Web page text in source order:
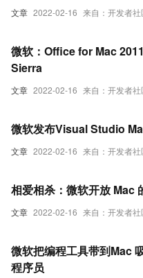
文章 2022-02-16 来自：开发者社
文章 2022-02-16 来自：开发者社
微软：Office for Mac
Sierra
文章 2022-02-16 来自：开发者社
微软发布Visual Studio
文章 2022-02-16 来自：开发者社
相爱相杀：微软开放 Mac
微软把编程工具带到Mac
程序员